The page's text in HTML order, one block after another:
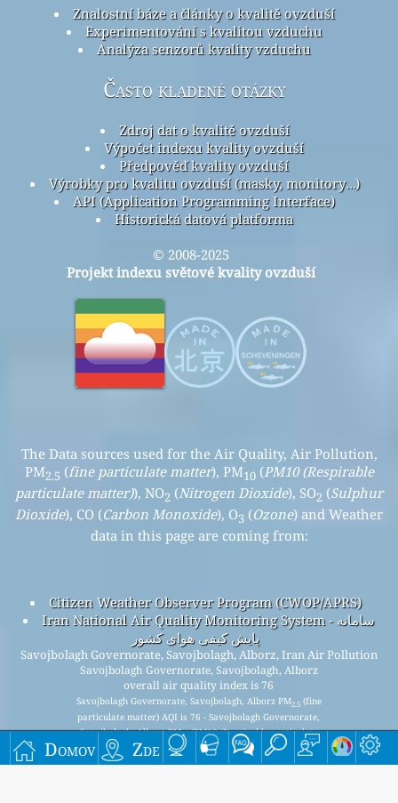
Domov Zde
Znalostní báze a články o kvalitě ovzduší
Experimentování s kvalitou vzduchu
Analýza senzorů kvality vzduchu
Často kladené otázky
Zdroj dat o kvalitě ovzduší
Výpočet indexu kvality ovzduší
Předpověď kvality ovzduší
Výrobky pro kvalitu ovzduší (masky, monitory…)
API (Application Programming Interface)
Historická datová platforma
© 2008-2025
Projekt indexu světové kvality ovzduší
The Data sources used for the Air Quality, Air Pollution,
PM2.5 (fine particulate matter), PM10(PM10 (Respirable
particulate matter)), NO2 (Nitrogen Dioxide), SO2 (Sulphur
Dioxide), CO (Carbon Monoxide), O3 (Ozone) and Weather
data in this page are coming from:
Citizen Weather Observer Program (CWOP/APRS)
Iran National Air Quality Monitoring System - سامانه
پایش کیفی هوای کشور
Savojbolagh Governorate, Savojbolagh, Alborz, Iran Air Pollution
Savojbolagh Governorate, Savojbolagh, Alborz
overall air quality index is 76
Savojbolagh Governorate, Savojbolagh, Alborz PM2.5(fine
particulate matter) AQI is 76 - Savojbolagh Governorate,
Savojbolagh, Alborz PM10 (PM10 (Respirable particulate
matter)) AQI is n/a - Savojbolagh Governorate, Savojbolagh,
Alborz NO2(Nitrogen Dioxide) AQI is n/a - Savojbolagh